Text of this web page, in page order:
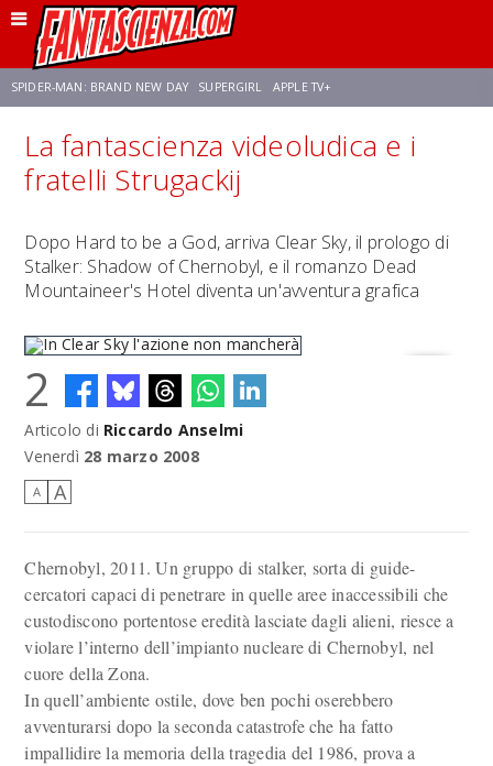
SPIDER-MAN: BRAND NEW DAY SUPERGIRL APPLE TV+
FRANCO RICCIARDIELLO ZENDAYA STAR TREK AVENGERS: DOOMSDAY
La fantascienza videoludica e i
fratelli Strugackij
Dopo Hard to be a God, arriva Clear Sky, il prologo di
Stalker: Shadow of Chernobyl, e il romanzo Dead
Mountaineer's Hotel diventa un'avventura grafica
In Clear Sky l'azione non mancherà
2
Articolo di Riccardo Anselmi
Venerdì 28 marzo 2008
A A
Chernobyl, 2011. Un gruppo di stalker, sorta di guide-
cercatori capaci di penetrare in quelle aree inaccessibili che
custodiscono portentose eredità lasciate dagli alieni, riesce a
violare l’interno dell’impianto nucleare di Chernobyl, nel
cuore della Zona.
In quell’ambiente ostile, dove ben pochi oserebbero
avventurarsi dopo la seconda catastrofe che ha fatto
impallidire la memoria della tragedia del 1986, prova a